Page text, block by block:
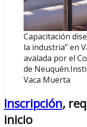
Capacitación
la industria” en
avalada por el
de
Vaca Muerta
Inscripción,
inicio